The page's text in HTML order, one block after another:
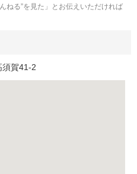
ねる”を見た」とお伝えいただければ
賀41-2